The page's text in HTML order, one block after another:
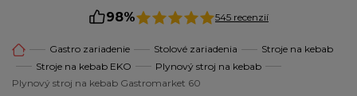
98% 545 recenzií
Gastro zariadenie Stolové zariadenia
Stroje na kebab
Stroje na kebab EKO
Plynový stroj na kebab
Plynový stroj na kebab Gastromarket 60